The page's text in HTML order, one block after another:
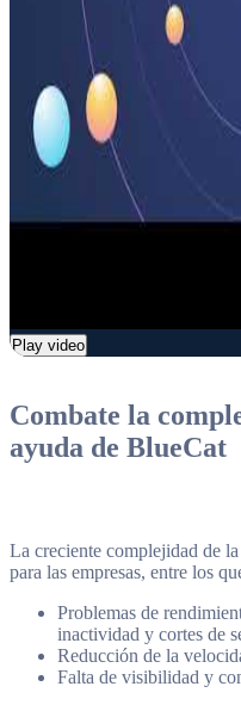
Play video
Combate la
ayuda de BlueCat
La creciente complejidad de
para las empresas, entre los
Problemas de
inactividad y cortes de
Reducción de la
Falta de visibilidad y